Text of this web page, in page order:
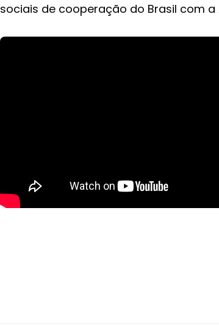
sociais de cooperação do Brasil com